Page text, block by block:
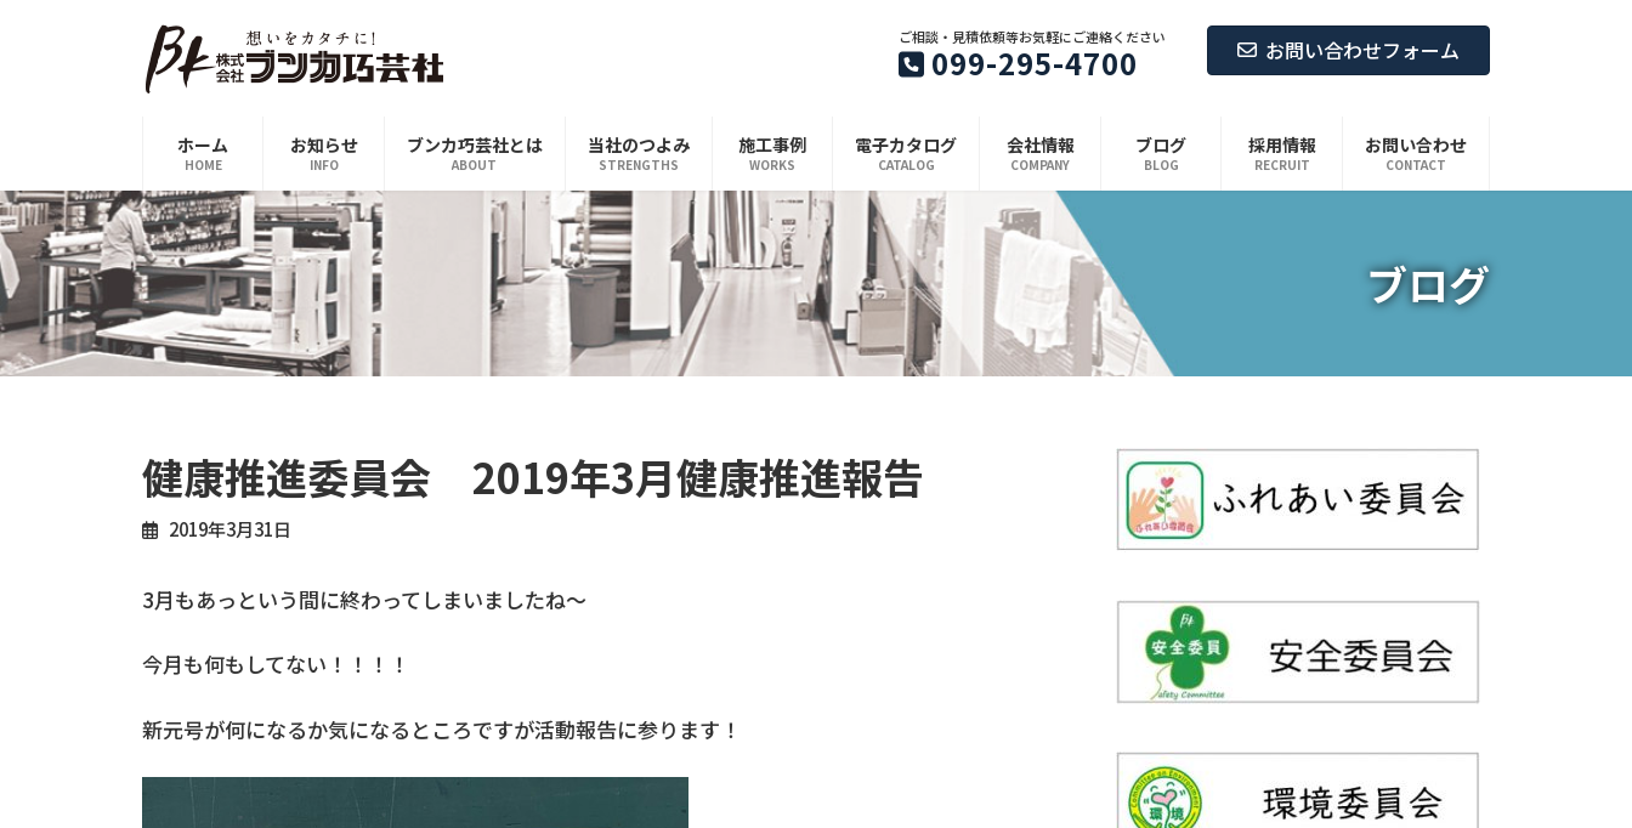
ス
キ
ッ
プ
ン
に
移
動
ご相談・見積依頼等お気軽にご連絡ください
099-295-4700 お問い合わせフォーム
ホーム
HOME
お知らせ
INFO
ブンカ巧芸社とは
ABOUT
当社のつよみ
STRENGTHS
施工事例
WORKS
電子カタログ
CATALOG
会社情報
COMPANY
ブログ
BLOG
採用情報
RECRUIT
お問い合わせ
CONTACT
ブログ
健康推進委員会 2019年3月健康推進報告
2019年3月31日
3月もあっという間に終わってしまいましたね～
今月も何もしてない！！！！
新元号が何になるか気になるところですが活動報告に参ります！